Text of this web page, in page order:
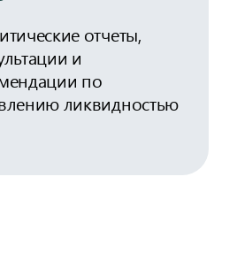
отчеты,
и
по
ликвидностью